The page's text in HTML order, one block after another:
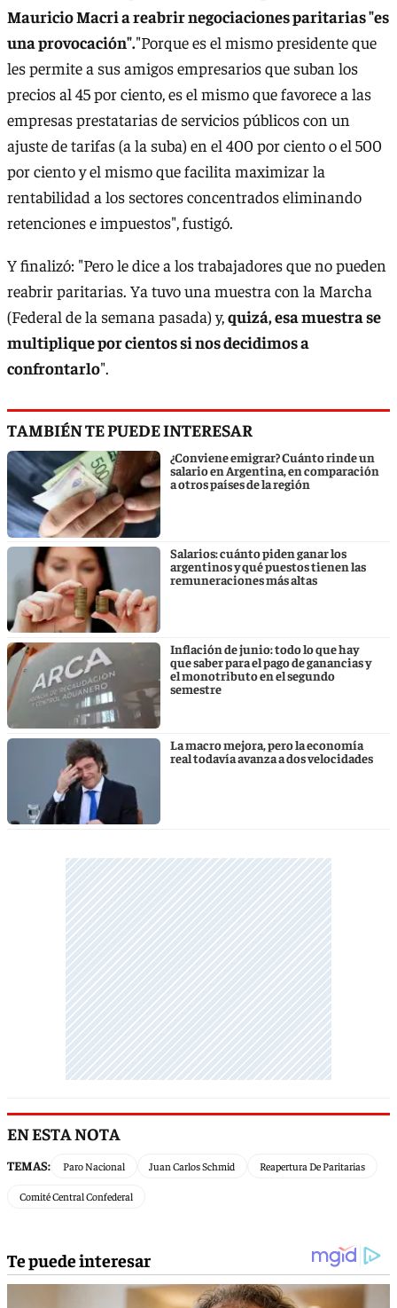
Mauricio Macri a reabrir negociaciones paritarias "es
una provocación"."Porque es el mismo presidente que
les permite a sus amigos empresarios que suban los
precios al 45 por ciento, es el mismo que favorece a las
empresas prestatarias de servicios públicos con un
ajuste de tarifas (a la suba) en el 400 por ciento o el 500
por ciento y el mismo que facilita maximizar la
rentabilidad a los sectores concentrados eliminando
retenciones e impuestos", fustigó.
Y finalizó: "Pero le dice a los trabajadores que no pueden
reabrir paritarias. Ya tuvo una muestra con la Marcha
(Federal de la semana pasada) y,quizá, esa muestra se
multiplique por cientos si nos decidimos a
confrontarlo".
TAMBIÉN TE PUEDE INTERESAR
¿Conviene emigrar? Cuánto rinde un
salario en Argentina, en comparación
a otros países de la región
Salarios: cuánto piden ganar los
argentinos y qué puestos tienen las
remuneraciones más altas
Inflación de junio: todo lo que hay
que saber para el pago de ganancias y
el monotributo en el segundo
semestre
La macro mejora, pero la economía
real todavía avanza a dos velocidades
EN ESTA NOTA
TEMAS: Paro Nacional Juan Carlos Schmid Reapertura De Paritarias
Comité Central Confederal